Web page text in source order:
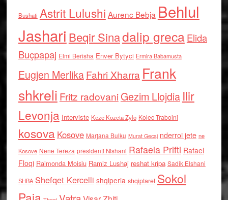
Bushati Astrit Lulushi Aurenc Bebja Behlul
Jashari Beqir Sinadalip grecaElida
Buçpapaj Elmi Berisha Enver Bytyci Ermira Babamusta
Eugjen MerlikaFahri Xharra Frank
shkreli Fritz radovaniGezim Llojdia Ilir
Levonja Interviste Keze Kozeta Zylo Kolec Traboini
kosova Kosove Marjana Bulku Murat Gecaj nderroi jete ne
Kosove Nene Tereza presidenti Nishani Rafaela Prifti Rafael
Floqi Raimonda Moisiu Ramiz Lushaj reshat kripa Sadik Elshani
SHBA Shefqet Kercelli shqiperia shqiptaret Sokol